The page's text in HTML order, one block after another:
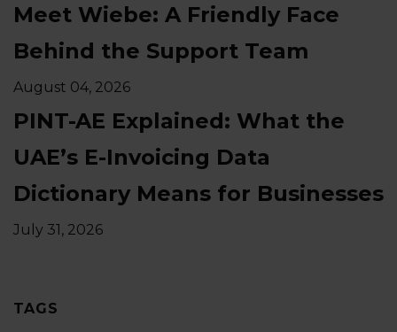
Meet Wiebe: A Friendly Face
Behind the Support Team
August 04, 2026
PINT-AE Explained: What the
UAE’s E-Invoicing Data
Dictionary Means for Businesses
July 31, 2026
TAGS